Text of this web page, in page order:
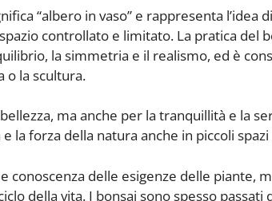
“albero in vaso” e rappresenta l’idea
controllato e limitato. La pratica del
la simmetria e il realismo, ed è
o la scultura.
ma anche per la tranquillità e la
la forza della natura anche in piccoli
conoscenza delle esigenze delle piante,
della vita. I bonsai sono spesso passati